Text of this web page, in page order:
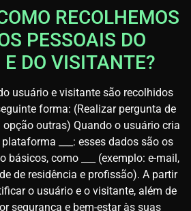
RECOLHEMOS
PESSOAIS DO
E DO VISITANTE?
usuário e visitante são recolhidos
forma: (Realizar pergunta de
outras) Quando o usuário cria
___: esses dados são os
básicos, como ___ (exemplo: e-mail,
de residência e profissão). A partir
o usuário e o visitante, além de
segurança e bem-estar às suas